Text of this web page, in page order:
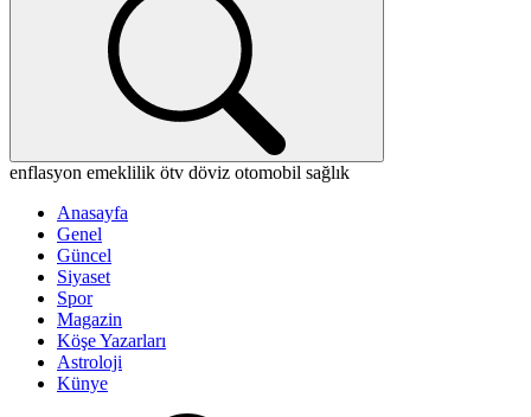
enflasyon emeklilik ötv döviz otomobil sağlık
Anasayfa
Genel
Güncel
Siyaset
Spor
Magazin
Köşe Yazarları
Astroloji
Künye